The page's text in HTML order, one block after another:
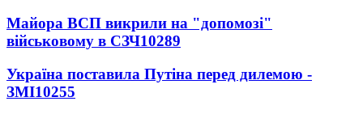
Майора ВСП викрили на "допомозі"
військовому в СЗЧ10289
Україна поставила Путіна перед дилемою -
ЗМІ10255